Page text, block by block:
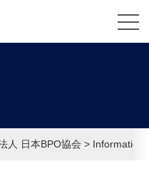
人 日本BPO協会 > Information